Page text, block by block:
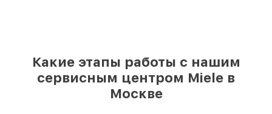
Какие этапы работы с нашим
сервисным центром Miele в
Москве